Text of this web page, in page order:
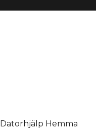
Datorhjälp Hemma